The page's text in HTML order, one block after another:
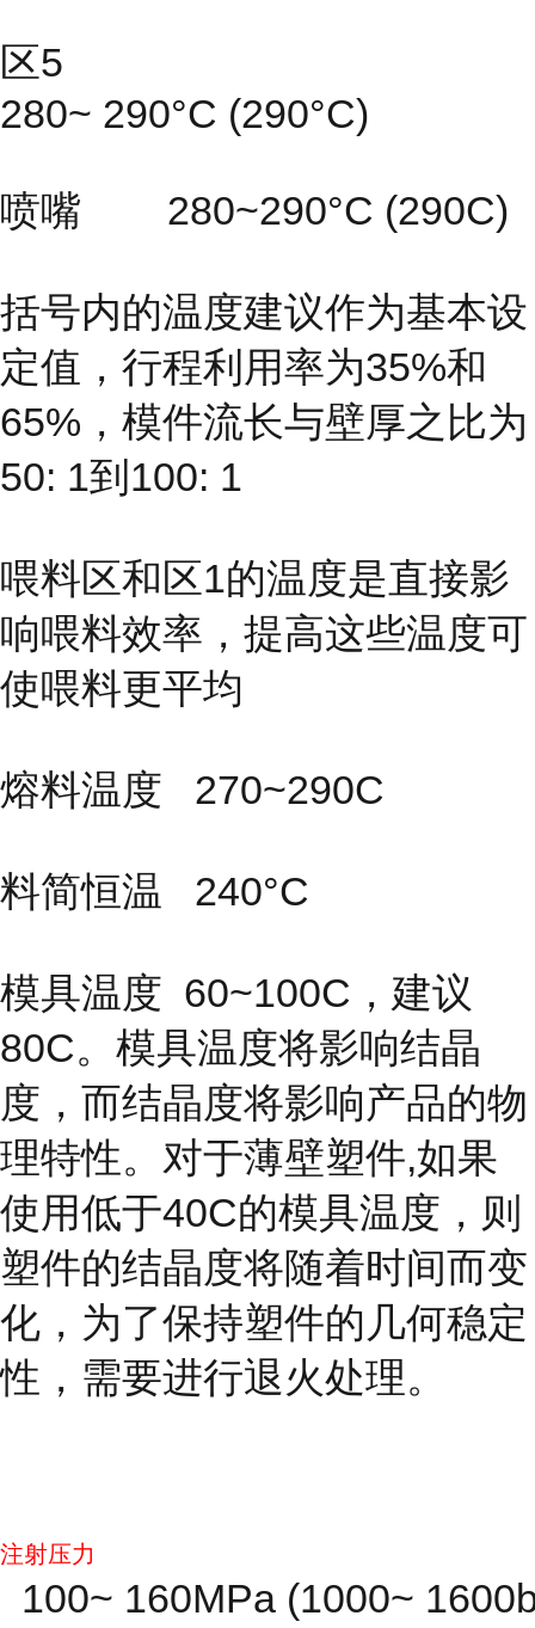
区5
280~ 290°C (290°C)
喷嘴 280~290°C (290C)
括号内的温度建议作为基本设
定值，行程利用率为35%和
65%，模件流长与壁厚之比为
50: 1到100: 1
喂料区和区1的温度是直接影
响喂料效率，提高这些温度可
使喂料更平均
熔料温度 270~290C
料简恒温 240°C
模具温度 60~100C，建议
80C。模具温度将影响结晶
度，而结晶度将影响产品的物
理特性。对于薄壁塑件,如果
使用低于40C的模具温度，则
塑件的结晶度将随着时间而变
化，为了保持塑件的几何稳定
性，需要进行退火处理。
注射压力
100~ 160MPa (1000~